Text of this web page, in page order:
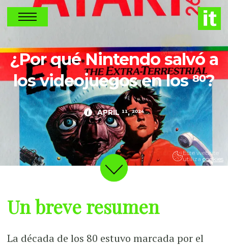
NEWS
¿Por qué Nintendo salvó a
los videojuegos en los 80?
APRIL 11, 2024
Este website
utilizacookies
Un breve resumen
La década de los 80 estuvo marcada por el